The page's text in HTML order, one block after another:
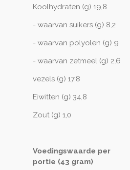
Koolhydraten (g) 19,8
- waarvan suikers (g) 8,2
- waarvan polyolen (g) 9
- waarvan zetmeel (g) 2,6
vezels (g) 17,8
Eiwitten (g) 34,8
Zout (g) 1,0
Voedingswaarde per
portie (43 gram)